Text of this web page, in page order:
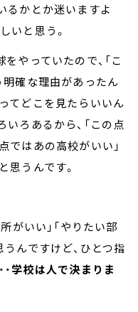
るかとか迷いますよ
いと思う。
やっていたので、「こ
明確な理由があったん
てどこを見たらいいん
ろあるから、「この点
ではあの高校がいい」
思うんです。
がいい」「やりたい部
んですけど、ひとつ指
学校は人で決まりま